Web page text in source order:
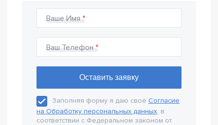
Ваше Имя
Ваш Телефон
Заполняя форму я даю своё Согласие
на Обработку персональных данных, в
соответствии с Федеральном законом от